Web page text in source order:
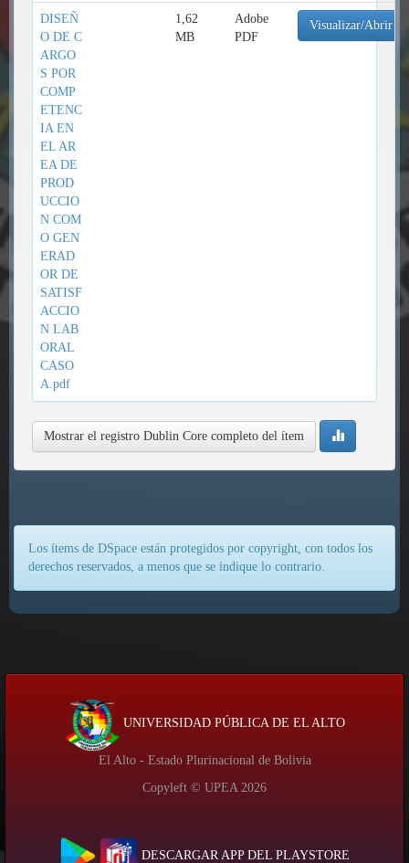
DISEÑ
O DE C
ARGO
S POR
COMP
ETENC
IA EN
EL AR
EA DE
PROD
UCCIO
N COM
O GEN
ERAD
OR DE
SATISF
ACCIO
N LAB
ORAL
CASO
A.pdf
1,62
MB
Adobe
PDF
Visualizar/Abrir
Mostrar el registro Dublin Core completo del ítem
Los ítems de DSpace están protegidos por copyright, con todos los
derechos reservados, a menos que se indique lo contrario.
UNIVERSIDAD PÚBLICA DE EL ALTO
El Alto - Estado Plurinacional de Bolivia
Copyleft © UPEA 2026
DESCARGAR APP DEL PLAYSTORE